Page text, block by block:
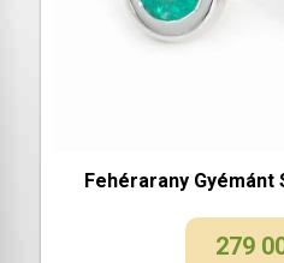
Fehérarany Gyémánt
279